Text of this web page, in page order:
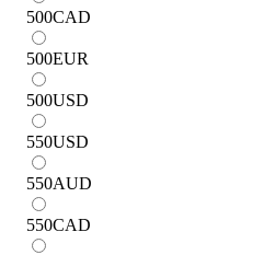
500CAD
500EUR
500USD
550USD
550AUD
550CAD